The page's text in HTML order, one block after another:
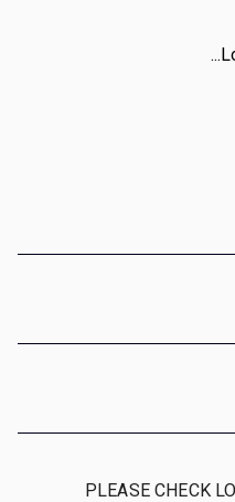
PLEASE CHECK